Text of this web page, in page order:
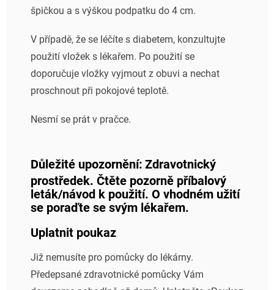
špičkou a s výškou podpatku do 4 cm.
V případě, že se léčíte s diabetem, konzultujte
použití vložek s lékařem. Po použití se
doporučuje vložky vyjmout z obuvi a nechat
proschnout při pokojové teplotě.
Nesmí se prát v pračce.
Důležité upozornění: Zdravotnický
prostředek. Čtěte pozorně příbalový
leták/návod k použití. O vhodném užití
se poraďte se svým lékařem.
Uplatnit poukaz
Již nemusíte pro pomůcky do lékárny.
Předepsané zdravotnické pomůcky Vám